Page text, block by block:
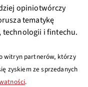
opiniotwórczy
tematykę
i fintechu.
witryn partnerów, którzy
zyskiem ze sprzedanych
.